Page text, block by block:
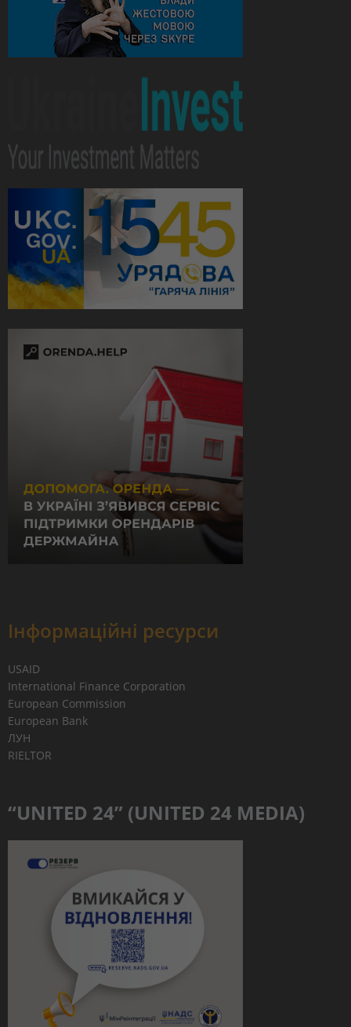
Інформаційні ресурси
USAID
International Finance Corporation
European Commission
European Bank
ЛУН
RIELTOR
“UNITED 24” (UNITED 24 MEDIA)